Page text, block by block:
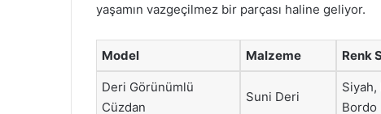
yaşamın vazgeçilmez bir parçası haline geliyor.
Model Malzeme Renk
Deri Görünümlü
Cüzdan
Suni Deri
Siyah,
Bordo